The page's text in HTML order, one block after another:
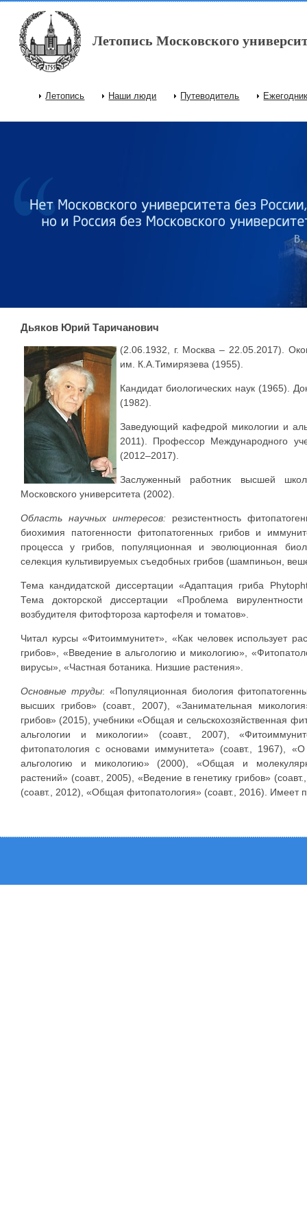
Перейти к основному содержанию
Летопись Московского
Главное меню
Летопись Наши люди Путеводитель
Дьяков Юрий Таричанович
(2.06.1932, г. Москва – 22.05.2017).
им. К.А.Тимирязева (1955).
Кандидат биологических наук (1965).
(1982).
Заведующий кафедрой микологии и
2011). Профессор Международного
(2012–2017).
Заслуженный работник высшей
Московского университета (2002).
Область научных интересов: резистентность
биохимия патогенности фитопатогенных грибов и
процесса у грибов, популяционная и эволюционная
селекция культивируемых съедобных грибов (шампиньон,
Тема кандидатской диссертации «Адаптация гриба
Тема докторской диссертации «Проблема
возбудителя фитофтороза картофеля и томатов».
Читал курсы «Фитоиммунитет», «Как человек использует
грибов», «Введение в альгологию и микологию»,
вирусы», «Частная ботаника. Низшие растения».
Основные труды: «Популяционная биология
высших грибов» (соавт., 2007), «Занимательная
грибов» (2015), учебники «Общая и сельскохозяйственная
альгологии и микологии» (соавт., 2007),
фитопатология с основами иммунитета» (соавт., 1967),
альгологию и микологию» (2000), «Общая и
растений» (соавт., 2005), «Ведение в генетику грибов»
(соавт., 2012), «Общая фитопатология» (соавт., 2016). Имеет